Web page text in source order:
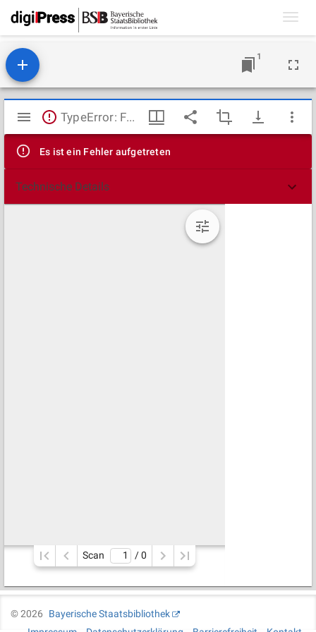
1
Mirador
Viewer
TypeError: Failed to fetch
Es ist ein Fehler aufgetreten
Technische Details
Scan / 0
©2026
Bayerische Staatsbibliothek